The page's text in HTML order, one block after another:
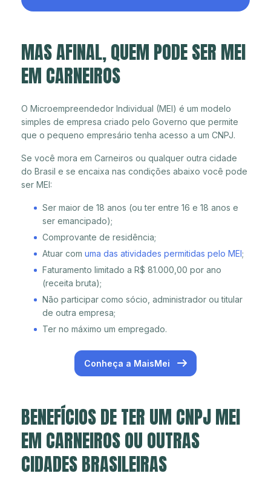
MAS AFINAL, QUEM PODE SER MEI
EM CARNEIROS
O Microempreendedor Individual (MEI) é um modelo
simples de empresa criado pelo Governo que permite
que o pequeno empresário tenha acesso a um CNPJ.
Se você mora em Carneiros ou qualquer outra cidade
do Brasil e se encaixa nas condições abaixo você pode
ser MEI:
Ser maior de 18 anos (ou ter entre 16 e 18 anos e
ser emancipado);
Comprovante de residência;
Atuar com uma das atividades permitidas pelo MEI;
Faturamento limitado a R$ 81.000,00 por ano
(receita bruta);
Não participar como sócio, administrador ou titular
de outra empresa;
Ter no máximo um empregado.
Conheça a MaisMei
BENEFÍCIOS DE TER UM CNPJ MEI
EM CARNEIROS OU OUTRAS
CIDADES BRASILEIRAS